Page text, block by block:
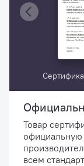
Товар
официальную
всем